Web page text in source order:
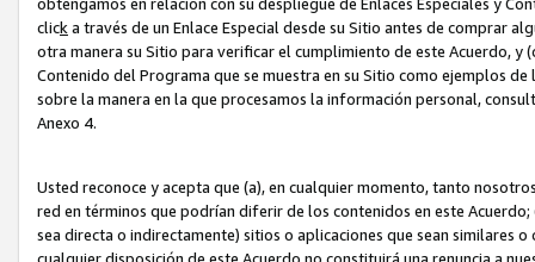
obtengamos en relación con su despliegue de Enlaces Especiales y
clicka través de un Enlace Especial desde su Sitio antes de comprar
otra manera su Sitio para verificar el cumplimiento de este Acuerdo,
Contenido del Programa que se muestra en su Sitio como ejemplos
sobre la manera en la que procesamos la información personal,
Anexo 4.
Usted reconoce y acepta que (a), en cualquier momento, tanto
red en términos que podrían diferir de los contenidos en este
sea directa o indirectamente) sitios o aplicaciones que sean similares